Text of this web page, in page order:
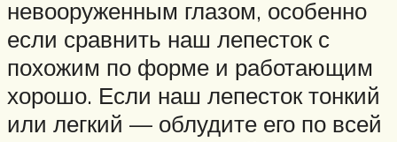
невооруженным глазом, особенно
если сравнить наш лепесток с
похожим по форме и работающим
хорошо. Если наш лепесток тонкий
или легкий — облудите его по всей